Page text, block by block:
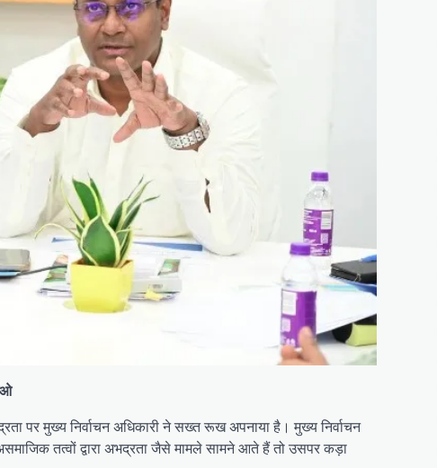
पर मुख्य निर्वाचन अधिकारी ने सख्त रूख अपनाया है। मुख्य निर्वाचन
तत्वों द्वारा अभद्रता जैसे मामले सामने आते हैं तो उसपर कड़ा